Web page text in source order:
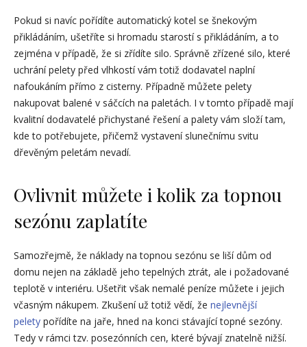
Pokud si navíc pořídíte automatický kotel se šnekovým
přikládáním, ušetříte si hromadu starostí s přikládáním, a to
zejména v případě, že si zřídíte silo. Správně zřízené silo, které
uchrání pelety před vlhkostí vám totiž dodavatel naplní
nafoukáním přímo z cisterny. Případně můžete pelety
nakupovat balené v sáčcích na paletách. I v tomto případě mají
kvalitní dodavatelé přichystané řešení a palety vám složí tam,
kde to potřebujete, přičemž vystavení slunečnímu svitu
dřevěným peletám nevadí.
Ovlivnit můžete i kolik za topnou
sezónu zaplatíte
Samozřejmě, že náklady na topnou sezónu se liší dům od
domu nejen na základě jeho tepelných ztrát, ale i požadované
teplotě v interiéru. Ušetřit však nemalé peníze můžete i jejich
včasným nákupem. Zkušení už totiž vědí, že nejlevnější
pelety pořídíte na jaře, hned na konci stávající topné sezóny.
Tedy v rámci tzv. posezónních cen, které bývají znatelně nižší.